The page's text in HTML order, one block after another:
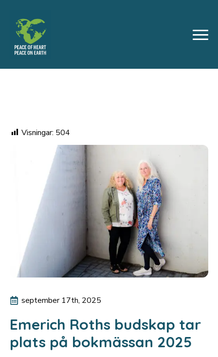
Visningar: 504
september 17th, 2025
Emerich Roths budskap tar
plats på bokmässan 2025